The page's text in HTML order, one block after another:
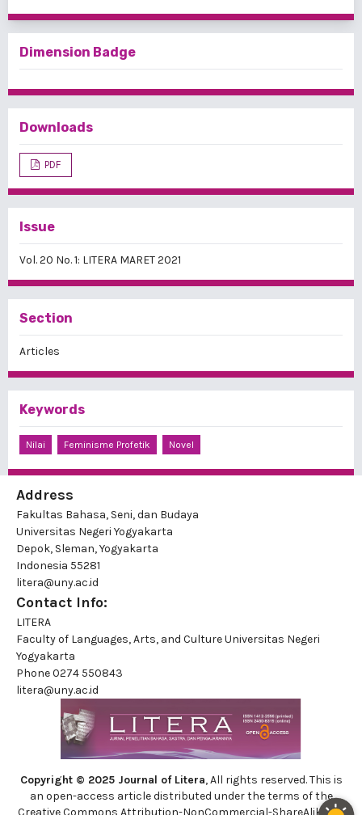
Dimension Badge
Downloads
PDF
Issue
Vol. 20 No. 1: LITERA MARET 2021
Section
Articles
Keywords
Nilai Feminisme Profetik Novel
Address
Fakultas Bahasa, Seni, dan Budaya
Universitas Negeri Yogyakarta
Depok, Sleman, Yogyakarta
Indonesia 55281
litera@uny.ac.id
Contact Info:
LITERA
Faculty of Languages, Arts, and Culture Universitas Negeri
Yogyakarta
Phone0274 550843
litera@uny.ac.id
Copyright © 2025 Journal of Litera, All rights reserved. This is
an open-access article distributed under the terms of the
Creative Commons Attribution-NonCommercial-ShareAlike 4.0